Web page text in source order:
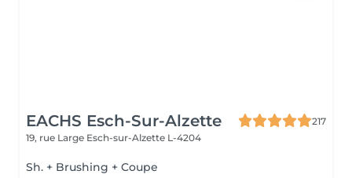
EACHS Esch-Sur-Alzette
217
19, rue Large Esch-sur-Alzette L-4204
Sh. + Brushing + Coupe